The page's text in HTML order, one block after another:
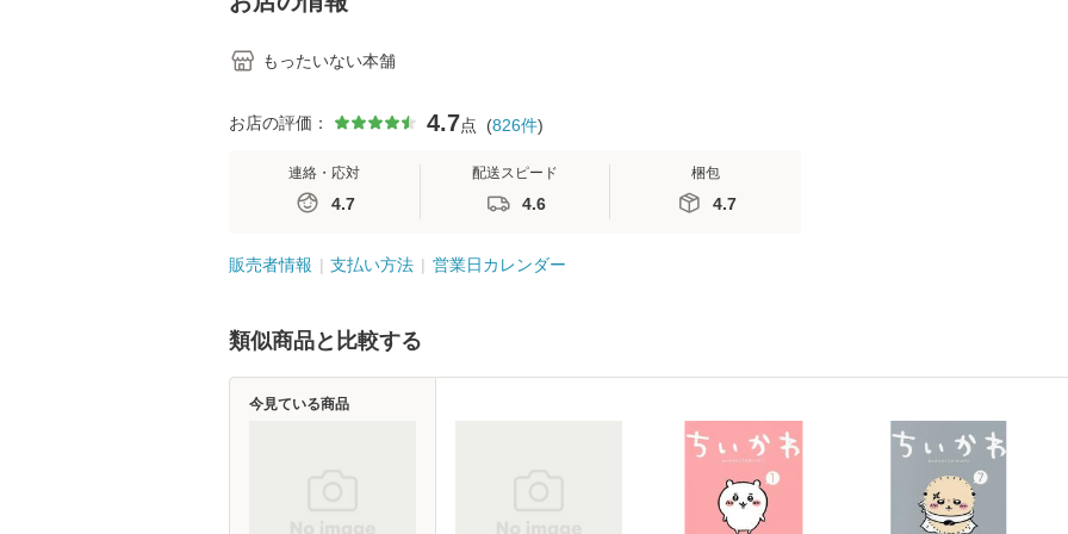
もったいない本舗
お店の評価： 4.7点 (826件)
連絡・応対
4.7
配送スピード
4.6
梱包
4.7
販売者情報 支払い方法 営業日カレンダー
類似商品と比較する
今見ている商品